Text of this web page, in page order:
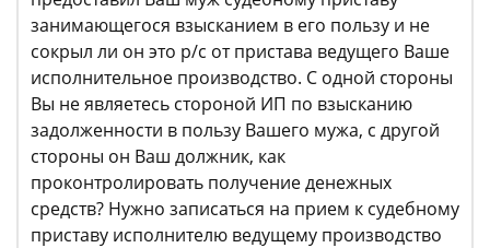
занимающегося взысканием в его пользу и не
сокрыл ли он это р/с от пристава ведущего Ваше
исполнительное производство. С одной стороны
Вы не являетесь стороной ИП по взысканию
задолженности в пользу Вашего мужа, с другой
стороны он Ваш должник, как
проконтролировать получение денежных
средств? Нужно записаться на прием к судебному
приставу исполнителю ведущему производство